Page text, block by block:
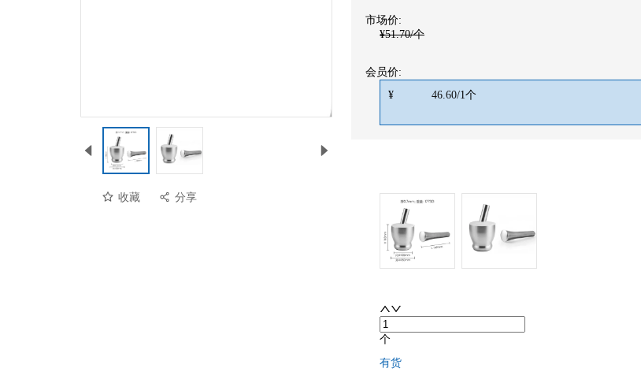
收藏 分享
市场价:
¥51.70/个
会员价:
¥
46.60/1个
个
有货